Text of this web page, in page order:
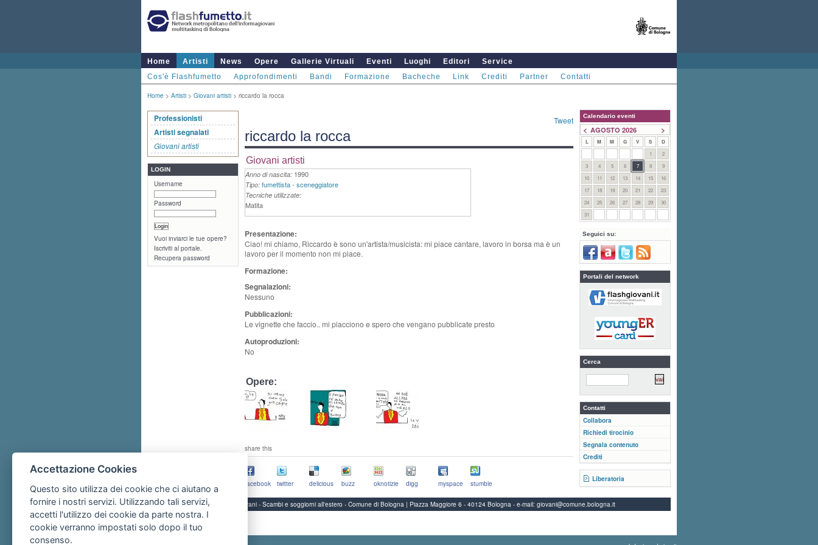
Home Artisti News Opere Gallerie Virtuali Eventi Luoghi Editori
Service
Cos'è Flashfumetto
Approfondimenti Bandi Formazione Bacheche Link Crediti Partner Contatti
Home > Artisti > Giovani artisti > riccardo la rocca
Professionisti
Artisti segnalati
Giovani artisti
LOGIN
Username
Password
Vuoi inviarci le tue opere?
Iscriviti al portale.
Recupera password
Tweet
riccardo la rocca
Giovani artisti
Anno di nascita: 1990
Tipo: fumettista- sceneggiatore
Tecniche utilizzate:
Matita
Presentazione:
Ciao! mi chiamo, Riccardo è sono un'artista/musicista: mi piace cantare, lavoro in borsa ma è un
lavoro per il momento non mi piace.
Formazione:
Segnalazioni:
Nessuno
Pubblicazioni:
Le vignette che faccio.. mi piacciono e spero che vengano pubblicate presto
Autoproduzioni:
No
Opere:
share this
facebook twitter delicious buzz oknotizie digg myspace stumble
Calendario eventi
>
< AGOSTO 2026
L M M G V S
D
1
2
3
4 5 6 7 8
9
10
11 12 13 14 15
16
17
18 19 20 21 22
23
24
25 26 27 28 29
30
31
Seguici su:
Portali del network
Cerca
Contatti
Collabora
Richiedi tirocinio
Segnala contenuto
Crediti
Liberatoria
Servizi per i giovani - Scambi e soggiorni all'estero - Comune di Bologna | Piazza Maggiore 6 - 40124 Bologna - e-mail: giovani@comune.bologna.it
Accettazione Cookies
Questo sito utilizza dei cookie che ci aiutano a
fornire i nostri servizi. Utilizzando tali servizi,
accetti l'utilizzo dei cookie da parte nostra. I
cookie verranno impostati solo dopo il tuo
consenso.